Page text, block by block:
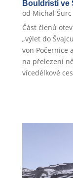
Bouldristi ve
od Michal Šurc
Část členů
„výlet do
von Počernice
na přelezení
vícedélkové